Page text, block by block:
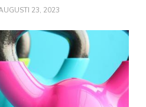
23, 2023